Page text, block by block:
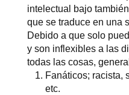
intelectual bajo
que se traduce en una
Debido a que solo
y son inflexibles a las
todas las cosas,
Fanáticos; racista,
etc.